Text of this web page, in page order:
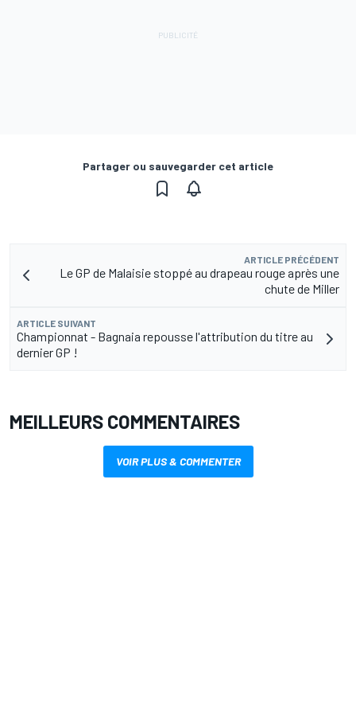
Partager ou sauvegarder cet article
ARTICLE PRÉCÉDENT
Le GP de Malaisie stoppé au drapeau rouge après une
chute de Miller
ARTICLE SUIVANT
Championnat - Bagnaia repousse l'attribution du titre au
dernier GP !
MEILLEURS COMMENTAIRES
VOIR PLUS & COMMENTER